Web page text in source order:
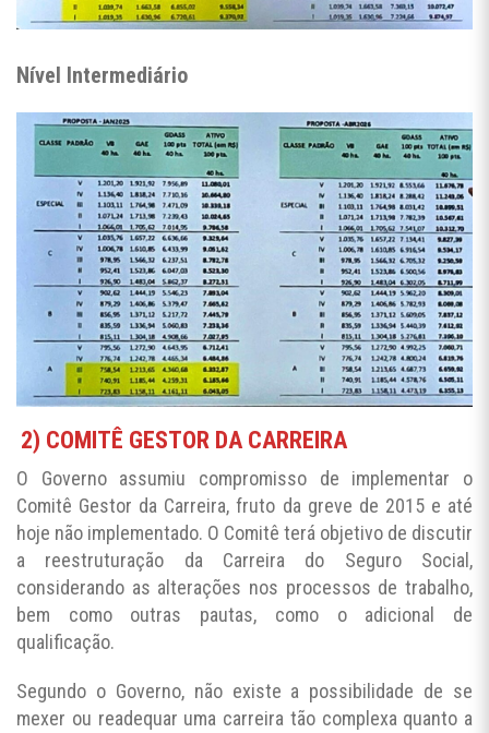
Nível Intermediário
2) COMITÊ GESTOR DA CARREIRA
O Governo assumiu compromisso de implementar o
Comitê Gestor da Carreira, fruto da greve de 2015 e até
hoje não implementado. O Comitê terá objetivo de discutir
a reestruturação da Carreira do Seguro Social,
considerando as alterações nos processos de trabalho,
bem como outras pautas, como o adicional de
qualificação.
Segundo o Governo, não existe a possibilidade de se
mexer ou readequar uma carreira tão complexa quanto a